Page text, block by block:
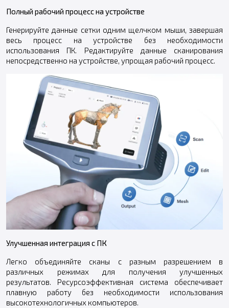
Полный рабочий процесс на устройстве
Генерируйте данные сетки одним щелчком мыши, завершая
весь процесс на устройстве без необходимости
использования ПК. Редактируйте данные сканирования
непосредственно на устройстве, упрощая рабочий процесс.
Улучшенная интеграция с ПК
Легко объединяйте сканы с разным разрешением в
различных режимах для получения улучшенных
результатов. Ресурсоэффективная система обеспечивает
плавную работу без необходимости использования
высокотехнологичных компьютеров.